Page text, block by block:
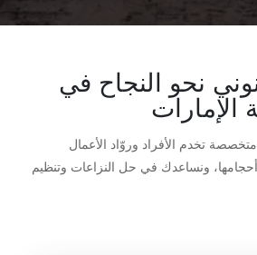
نحو النجاح في
تخدم الأفراد وروّاد الأعمال
ونساعدك في حل النزاعات وتنظيم